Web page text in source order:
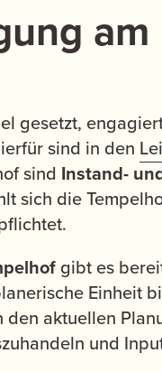
gesetzt,
sind in den
sind Instand-
sich die
gibt es
Einheit
aktuellen
und